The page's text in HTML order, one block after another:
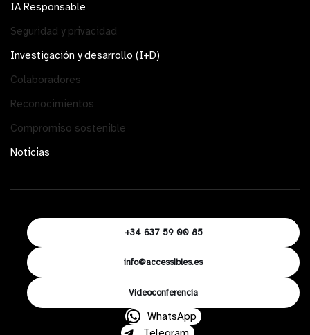
IA Responsable
Seguridad y privacidad
Investigación y desarrollo (I+D)
Colaboradores
Reconocimientos
Compromiso sostenible
Noticias
+34 637 59 00 85
info@accessibles.es
Videoconferencia
WhatsApp